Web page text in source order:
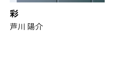
彩
芦川 陽介